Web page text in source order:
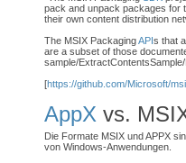
pack and unpack packages for
their own content distribution
The MSIX PackagingAPIs that
are a subset of those
sample/
[https://github.com/Microsoft/
AppX vs.
Die Formate MSIX und APPX
von Windows-Anwendungen.